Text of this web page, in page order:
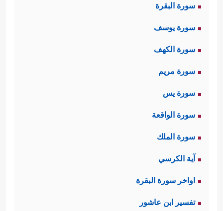
سورة البقرة
سورة يوسف
سورة الكهف
سورة مريم
سورة يس
سورة الواقعة
سورة الملك
آية الكرسي
اواخر سورة البقرة
تفسير ابن عاشور